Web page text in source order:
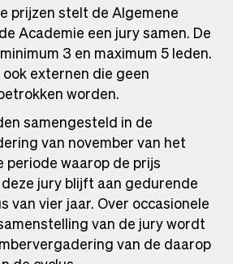
prijzen stelt de Algemene
Academie een jury samen. De
3 en maximum 5 leden.
externen die geen
worden.
samengesteld in de
van november van het
periode waarop de prijs
jury blijft aan gedurende
van vier jaar. Over occasionele
van de jury wordt
van de daarop